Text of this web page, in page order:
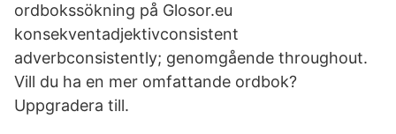
ordbokssökning på Glosor.eu
konsekventadjektivconsistent
adverbconsistently; genomgående throughout.
Vill du ha en mer omfattande ordbok?
Uppgradera till.